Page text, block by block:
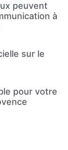
peuvent
à
sur le
pour votre